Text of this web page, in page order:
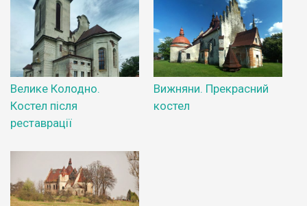
Велике Колодно.
Костел після
реставрації
Вижняни. Прекрасний
костел